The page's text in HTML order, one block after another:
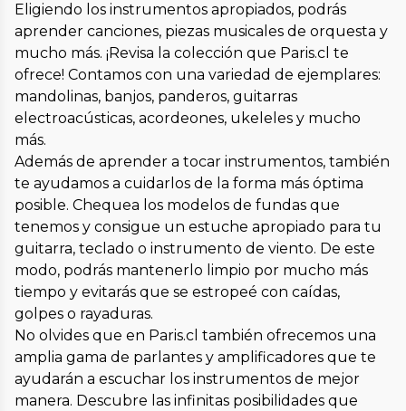
Eligiendo los instrumentos apropiados, podrás
aprender canciones, piezas musicales de orquesta y
mucho más. ¡Revisa la colección que Paris.cl te
ofrece! Contamos con una variedad de ejemplares:
mandolinas, banjos, panderos, guitarras
electroacústicas, acordeones, ukeleles y mucho
más.
Además de aprender a tocar instrumentos, también
te ayudamos a cuidarlos de la forma más óptima
posible. Chequea los modelos de fundas que
tenemos y consigue un estuche apropiado para tu
guitarra, teclado o instrumento de viento. De este
modo, podrás mantenerlo limpio por mucho más
tiempo y evitarás que se estropeé con caídas,
golpes o rayaduras.
No olvides que en Paris.cl también ofrecemos una
amplia gama de parlantes y amplificadores que te
ayudarán a escuchar los instrumentos de mejor
manera. Descubre las infinitas posibilidades que